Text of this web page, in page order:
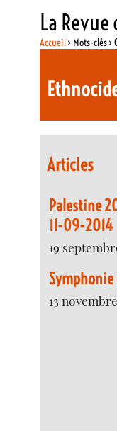
La
Accueil> Mots-clés
Articles
Palestine
11-09-2014
19
13